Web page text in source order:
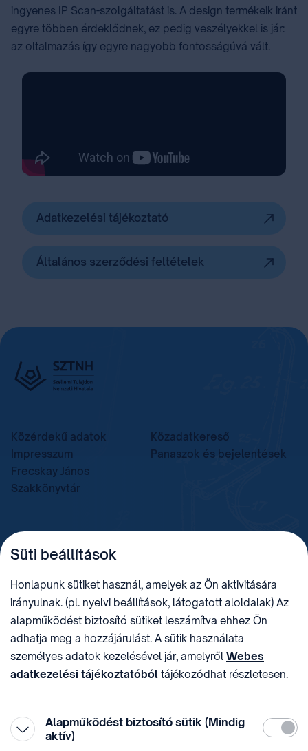
ingyenes IP Scan-szolgáltatást is. A design termékeik iránt
egyre többen érdeklődnek, ez pedig veszélyekkel is jár:
az oltalmazás így egyre nagyobb fontosságúvá vált.
Adatkezelési tájékoztató
Általános szerződési feltételek
Közérdekű adatok
Közadatkereső
Impresszum
Panaszok és bejelentések
Frecskay János
Szakkönyvtár
TELEFON
+36 (1) 312 4400
sztnh@hipo.gov.hu 15311746-2-42
CÍM
1081 Budapest II. János
Pál pápa tér 7.
HIVATAL RÖVID NEVE
SZTNHOPS, KRID:
174434905
KÖZÖSSÉGI MÉDIA
Süti beállítások
Honlapunk sütiket használ, amelyek az Ön aktivitására
irányulnak. (pl. nyelvi beállítások, látogatott aloldalak) Az
alapműködést biztosító sütiket leszámítva ehhez Ön
adhatja meg a hozzájárulást. A sütik használata
személyes adatok kezelésével jár, amelyről Webes
adatkezelési tájékoztatóból tájékozódhat részletesen.
Alapműködést biztosító sütik (Mindig
aktív)